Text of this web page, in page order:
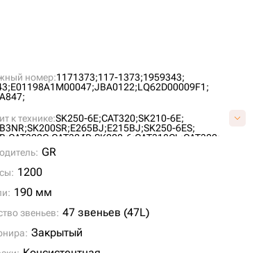
номер:1171373;117-1373;1959343;
E01198A1M00047;JBA0122;LQ62D00009F1;
к технике:SK250-6E;CAT320;SK210-6E;
SK200SR;E265BJ;E215BJ;SK250-6ES;
CAT322C;CAT324D;SK200-6;CAT318CL;CAT322;
SK200;
GR
1200
190 мм
звеньев: 47 звеньев (47L)
Закрытый